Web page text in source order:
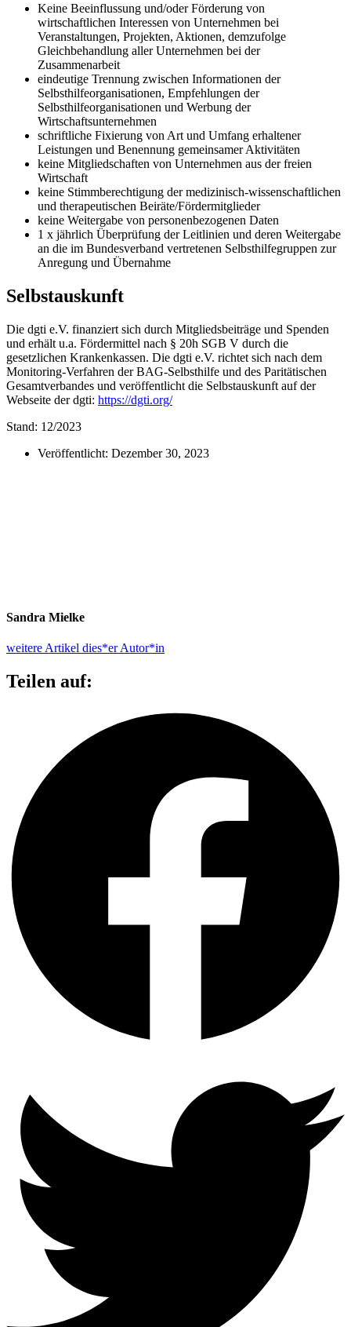
Keine Beeinflussung und/oder Förderung von
wirtschaftlichen Interessen von Unternehmen bei
Veranstaltungen, Projekten, Aktionen, demzufolge
Gleichbehandlung aller Unternehmen bei der
Zusammenarbeit
eindeutige Trennung zwischen Informationen der
Selbsthilfeorganisationen, Empfehlungen der
Selbsthilfeorganisationen und Werbung der
Wirtschaftsunternehmen
schriftliche Fixierung von Art und Umfang erhaltener
Leistungen und Benennung gemeinsamer Aktivitäten
keine Mitgliedschaften von Unternehmen aus der freien
Wirtschaft
keine Stimmberechtigung der medizinisch-wissenschaftlichen
und therapeutischen Beiräte/Fördermitglieder
keine Weitergabe von personenbezogenen Daten
1 x jährlich Überprüfung der Leitlinien und deren Weitergabe
an die im Bundesverband vertretenen Selbsthilfegruppen zur
Anregung und Übernahme
Selbstauskunft
Die dgti e.V. finanziert sich durch Mitgliedsbeiträge und Spenden
und erhält u.a. Fördermittel nach § 20h SGB V durch die
gesetzlichen Krankenkassen. Die dgti e.V. richtet sich nach dem
Monitoring-Verfahren der BAG-Selbsthilfe und des Paritätischen
Gesamtverbandes und veröffentlicht die Selbstauskunft auf der
Webseite der dgti: https://dgti.org/
Stand: 12/2023
Veröffentlicht: Dezember 30, 2023
Sandra Mielke
weitere Artikel dies*er Autor*in
Teilen auf: